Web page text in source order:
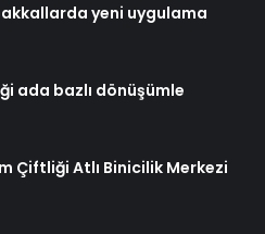
yeni uygulama
ada bazlı dönüşümle
Çiftliği Atlı Binicilik Merkezi